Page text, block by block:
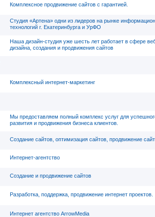
Комплексное продвижение сайтов с гарантией.
Студия «Артена» одни из лидеров на рынке
технологий г. Екатеринбурга и УрФО
Наша дизайн-студия уже шесть лет работает в сфере
дизайна, создания и продвижения сайтов
Комплексный интернет-маркетинг
Мы предоставляем полный комплекс услуг для
развития и продвижения бизнеса клиентов.
Создание сайтов, оптимизация сайтов, продвижение
Интернет-агентство
Создание и продвижение сайтов
Разработка, поддержка, продвижение интернет проектов.
Интернет агентство ArrowMedia